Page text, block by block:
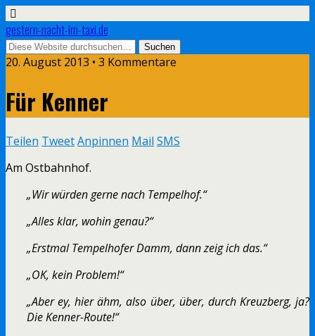
gestern-nacht-im-taxi.de
20. August 2013 • 3 Kommentare
Für Kenner
Teilen TweetAnpinnen Mail SMS
Am Ostbahnhof.
„Wir würden gerne nach Tempelhof.“
„Alles klar, wohin genau?“
„Erstmal Tempelhofer Damm, dann zeig ich das.“
„OK, kein Problem!“
„Aber ey, hier ähm, also über, über, durch Kreuzberg, ja?
Die Kenner-Route!“